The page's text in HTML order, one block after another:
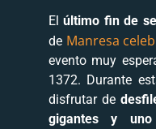
Elúltimo fin de
de Manresa
evento muy
1372. Durante
disfrutar de
gigantes y